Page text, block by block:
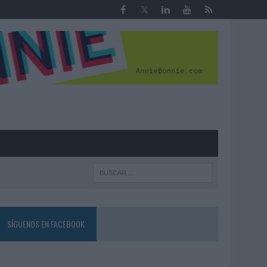
SÍGUENOS EN FACEBOOK